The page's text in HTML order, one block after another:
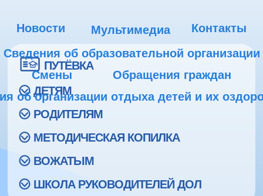
Новости Мультимедиа
Контакты
Сведения об образовательной организации
Смены
Обращения граждан
об организации отдыха детей и их
ПУТЁВКА
ДЕТЯМ
РОДИТЕЛЯМ
МЕТОДИЧЕСКАЯ КОПИЛКА
ВОЖАТЫМ
ШКОЛА РУКОВОДИТЕЛЕЙ ДОЛ